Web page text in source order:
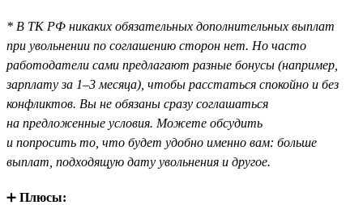
* В ТК РФ никаких обязательных дополнительных выплат
при увольнении по соглашению сторон нет. Но часто
работодатели сами предлагают разные бонусы (например,
зарплату за 1–3 месяца), чтобы расстаться спокойно и без
конфликтов. Вы не обязаны сразу соглашаться
на предложенные условия. Можете обсудить
и попросить то, что будет удобно именно вам: больше
выплат, подходящую дату увольнения и другое.
➕ Плюсы: